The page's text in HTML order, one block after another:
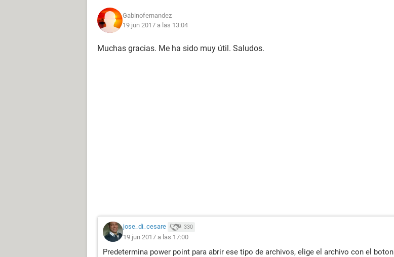
Gabinofernandez
19 jun 2017 a las 13:04
Muchas gracias. Me ha sido muy útil. Saludos.
jose_di_cesare 330
19 jun 2017 a las 17:00
Predetermina power point para abrir ese tipo de archivos, elige el archivo con el boton